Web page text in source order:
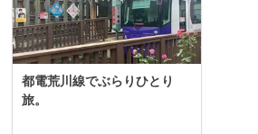
都電荒川線でぶらりひとり
旅。